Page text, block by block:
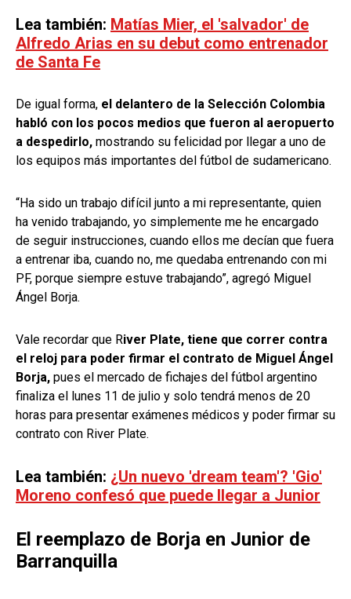
Lea también: Matías Mier, el 'salvador' de
Alfredo Arias en su debut como entrenador
de Santa Fe
De igual forma, el delantero de la Selección Colombia
habló con los pocos medios que fueron al aeropuerto
a despedirlo, mostrando su felicidad por llegar a uno de
los equipos más importantes del fútbol de sudamericano.
“Ha sido un trabajo difícil junto a mi representante, quien
ha venido trabajando, yo simplemente me he encargado
de seguir instrucciones, cuando ellos me decían que fuera
a entrenar iba, cuando no, me quedaba entrenando con mi
PF, porque siempre estuve trabajando”, agregó Miguel
Ángel Borja.
Vale recordar que River Plate, tiene que correr contra
el reloj para poder firmar el contrato de Miguel Ángel
Borja, pues el mercado de fichajes del fútbol argentino
finaliza el lunes 11 de julio y solo tendrá menos de 20
horas para presentar exámenes médicos y poder firmar su
contrato con River Plate.
Lea también: ¿Un nuevo 'dream team'? 'Gio'
Moreno confesó que puede llegar a Junior
El reemplazo de Borja en Junior de
Barranquilla